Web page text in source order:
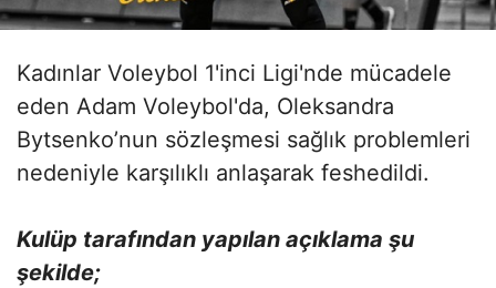
Kadınlar Voleybol 1'inci Ligi'nde mücadele
eden Adam Voleybol'da, Oleksandra
Bytsenko’nun sözleşmesi sağlık problemleri
nedeniyle karşılıklı anlaşarak feshedildi.
Kulüp tarafından yapılan açıklama şu
şekilde;